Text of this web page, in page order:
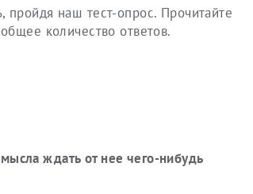
пройдя наш тест-опрос. Прочитайте
количество ответов.
ждать от нее чего-нибудь